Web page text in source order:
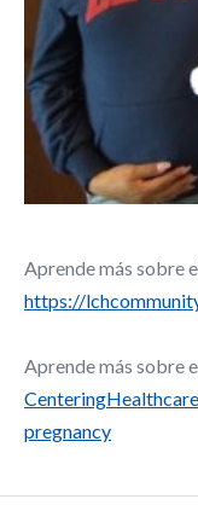
Aprende más sobre
https://
Aprende más sobre
pregnancy